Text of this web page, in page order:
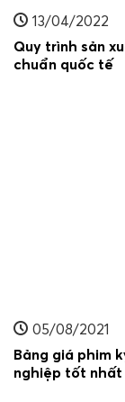
13/04/2022
Quy trình sản
chuẩn quốc tế
05/08/2021
Bảng giá phim
nghiệp tốt nhất